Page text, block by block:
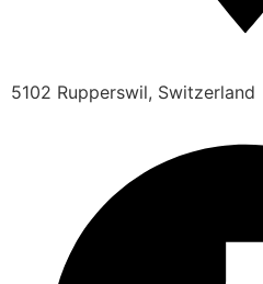
5102 Rupperswil, Switzerland